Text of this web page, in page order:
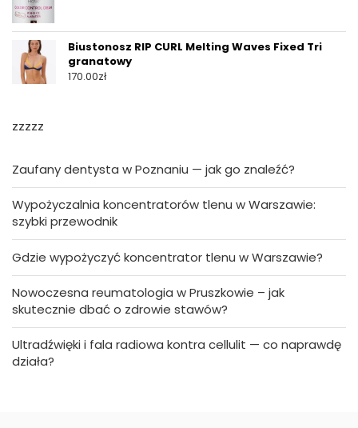
Biustonosz RIP CURL Melting Waves Fixed Tri
granatowy
170.00zł
zzzzz
Zaufany dentysta w Poznaniu — jak go znaleźć?
Wypożyczalnia koncentratorów tlenu w Warszawie:
szybki przewodnik
Gdzie wypożyczyć koncentrator tlenu w Warszawie?
Nowoczesna reumatologia w Pruszkowie – jak
skutecznie dbać o zdrowie stawów?
Ultradźwięki i fala radiowa kontra cellulit — co naprawdę
działa?